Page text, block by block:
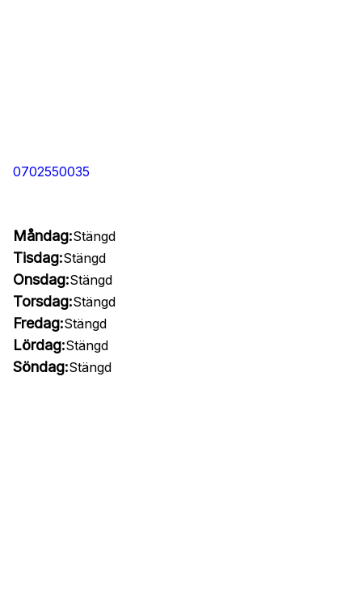
0702550035
Måndag:Stängd
Tisdag:Stängd
Onsdag:Stängd
Torsdag:Stängd
Fredag:Stängd
Lördag:Stängd
Söndag:Stängd